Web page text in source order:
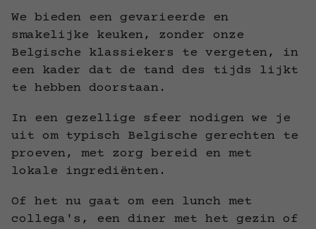
We bieden een gevarieerde en
smakelijke keuken, zonder onze
Belgische klassiekers te vergeten, in
een kader dat de tand des tijds lijkt
te hebben doorstaan.
In een gezellige sfeer nodigen we je
uit om typisch Belgische gerechten te
proeven, met zorg bereid en met
lokale ingrediënten.
Of het nu gaat om een lunch met
collega's, een diner met het gezin of